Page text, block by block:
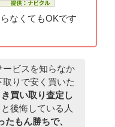
なくてもOKです
ビスを知らなか
りで安く買いた
買い取り査定し
と後悔している人
たもん勝ちで、